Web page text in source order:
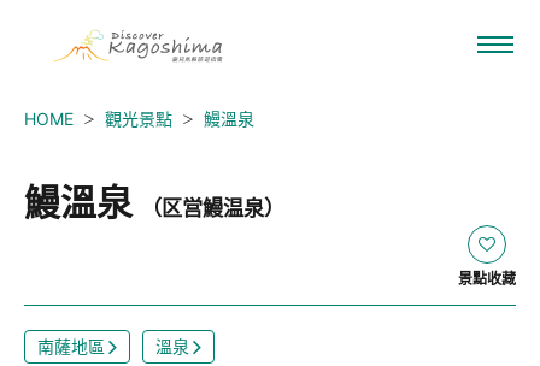
HOME 觀光景點 鰻溫泉
鰻溫泉 （区営鰻温泉）
景點收藏
南薩地區 溫泉